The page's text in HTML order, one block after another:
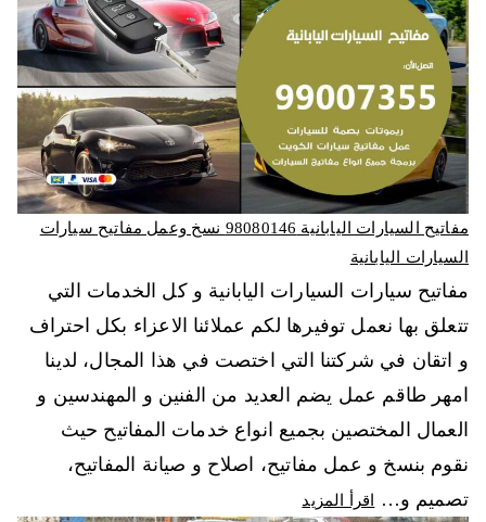
مفاتيح السيارات اليابانية 98080146‬ نسخ وعمل مفاتيح سيارات
السيارات اليابانية
مفاتيح سيارات السيارات اليابانية و كل الخدمات التي
تتعلق بها نعمل توفيرها لكم عملائنا الاعزاء بكل احتراف
و اتقان في شركتنا التي اختصت في هذا المجال، لدينا
امهر طاقم عمل يضم العديد من الفنين و المهندسين و
العمال المختصين بجميع انواع خدمات المفاتيح حيث
نقوم بنسخ و عمل مفاتيح، اصلاح و صيانة المفاتيح،
تصميم و…
اقرأ المزيد